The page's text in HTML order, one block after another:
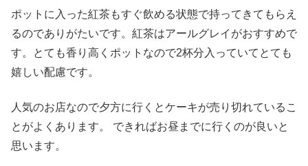
ポットに入った紅茶もすぐ飲める状態で持ってきてもらえ
るのでありがたいです。紅茶はアールグレイがおすすめで
す。とても香り高くポットなので2杯分入っていてとても
嬉しい配慮です。
人気のお店なので夕方に行くとケーキが売り切れているこ
とがよくあります。 できればお昼までに行くのが良いと
思います。